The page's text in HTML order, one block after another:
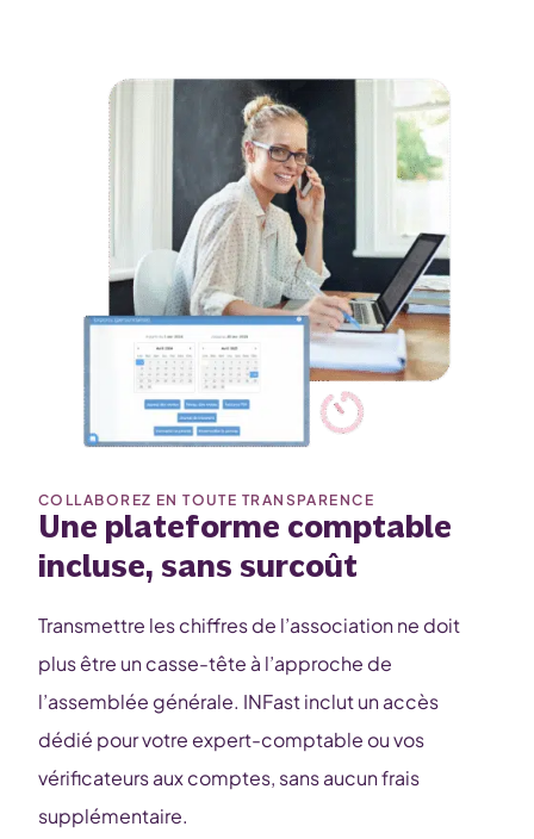
COLLABOREZ EN TOUTE TRANSPARENCE
Une plateforme comptable
incluse, sans surcoût
Transmettre les chiffres de l’association ne doit
plus être un casse-tête à l’approche de
l’assemblée générale. INFast inclut un accès
dédié pour votre expert-comptable ou vos
vérificateurs aux comptes, sans aucun frais
supplémentaire.